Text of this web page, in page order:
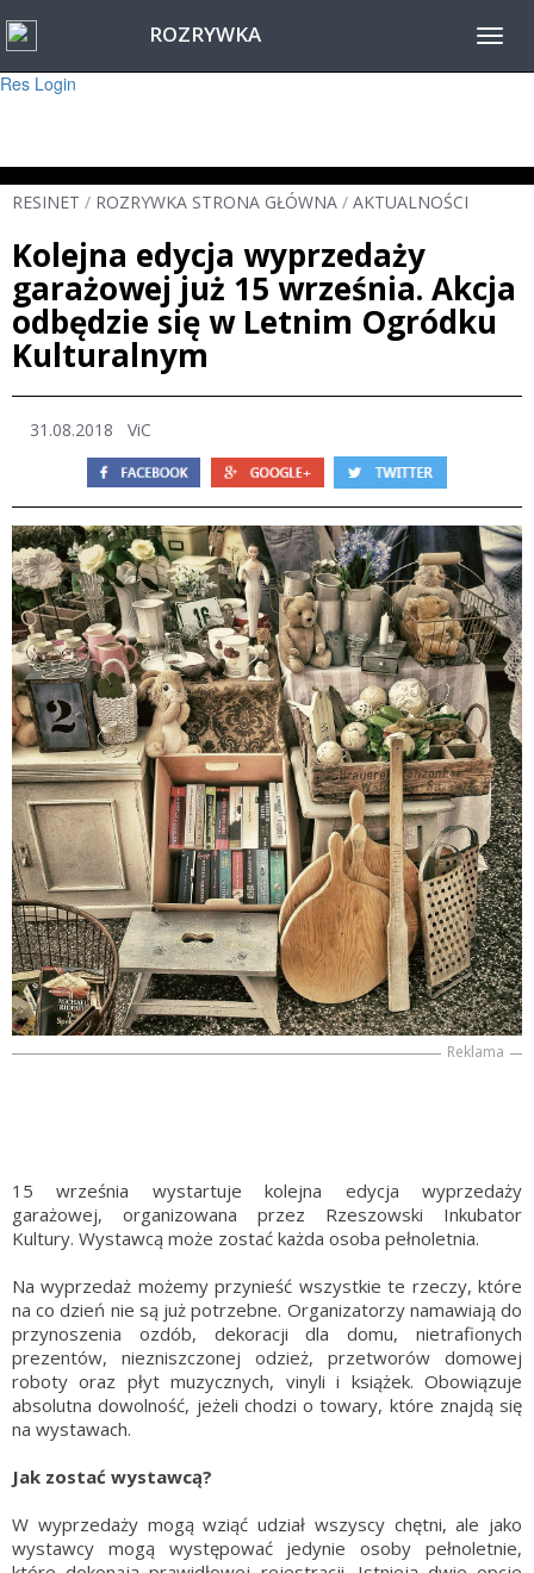
Warning
: session_start(): Failed to read session data: user (path: ) in
Res Login
ROZRYWKA
RESINET / ROZRYWKA STRONA GŁÓWNA / AKTUALNOŚCI
Kolejna edycja wyprzedaży
garażowej już 15 września. Akcja
odbędzie się w Letnim Ogródku
Kulturalnym
31.08.2018 ViC
Reklama
15 września wystartuje kolejna edycja wyprzedaży
garażowej, organizowana przez Rzeszowski Inkubator
Kultury. Wystawcą może zostać każda osoba pełnoletnia.
Na wyprzedaż możemy przynieść wszystkie te rzeczy, które
na co dzień nie są już potrzebne. Organizatorzy namawiają do
przynoszenia ozdób, dekoracji dla domu, nietrafionych
prezentów, niezniszczonej odzież, przetworów domowej
roboty oraz płyt muzycznych, vinyli i książek. Obowiązuje
absolutna dowolność, jeżeli chodzi o towary, które znajdą się
na wystawach.
Jak zostać wystawcą?
W wyprzedaży mogą wziąć udział wszyscy chętni, ale jako
wystawcy mogą występować jedynie osoby pełnoletnie,